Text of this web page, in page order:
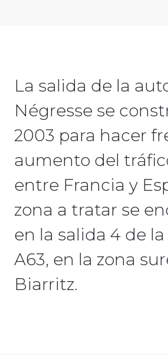
La salida de la
Négresse se
2003 para hacer
aumento del
entre Francia y
zona a tratar se
en la salida 4 de
A63, en la zona
Biarritz.